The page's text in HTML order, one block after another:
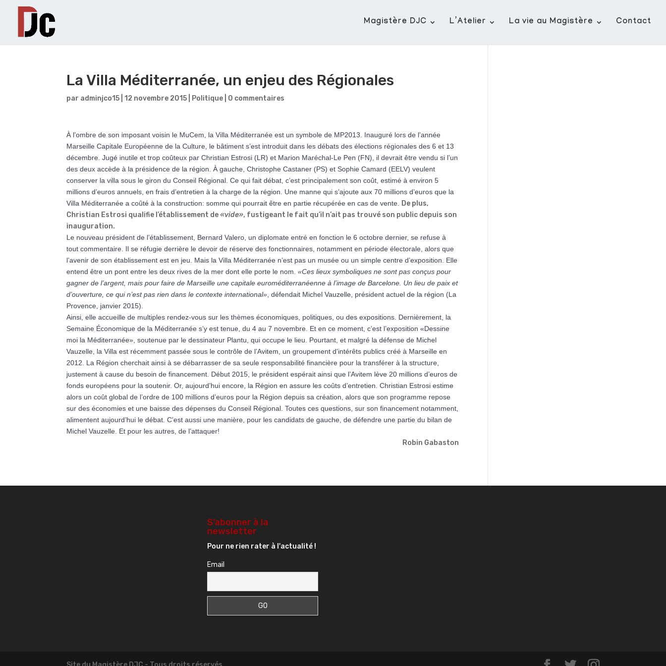
Magistère DJC L’Atelier La vie au Magistère Contact
La Villa Méditerranée, un enjeu des Régionales
par adminjco15 12 novembre 2015 Politique 0 commentaires
À l’ombre de son imposant voisin le MuCem, la Villa Méditerranée est un symbole de MP2013. Inauguré lors de l’année
Marseille Capitale Européenne de la Culture, le bâtiment s’est introduit dans les débats des élections régionales des 6 et 13
décembre. Jugé inutile et trop coûteux par Christian Estrosi (LR) et Marion Maréchal-Le Pen (FN), il devrait être vendu si l’un
des deux accède à la présidence de la région. À gauche, Christophe Castaner (PS) et Sophie Camard (EELV) veulent
conserver la villa sous le giron du Conseil Régional. Ce qui fait débat, c’est principalement son coût, estimé à environ 5
millions d’euros annuels, en frais d’entretien à la charge de la région. Une manne qui s’ajoute aux 70 millions d’euros que la
Villa Méditerranée a coûté à la construction: somme qui pourrait être en partie récupérée en cas de vente.
De plus,
Christian Estrosi qualifie l’établissement de«vide», fustigeant le fait qu’il n’ait pas trouvé son public depuis son
inauguration.
Le nouveau président de l’établissement, Bernard Valero, un diplomate entré en fonction le 6 octobre dernier, se refuse à
tout commentaire. Il se réfugie derrière le devoir de réserve des fonctionnaires, notamment en période électorale, alors que
l’avenir de son établissement est en jeu. Mais la Villa Méditerranée n’est pas un musée ou un simple centre d’exposition. Elle
entend être un pont entre les deux rives de la mer dont elle porte le nom.«Ces lieux symboliques ne sont pas conçus pour
gagner de l’argent, mais pour faire de Marseille une capitale euroméditerranéenne à l’image de Barcelone. Un lieu de paix et
d’ouverture, ce qui n’est pas rien dans le contexte international» , défendait Michel Vauzelle, président actuel de la région (La
Provence, janvier 2015).
Ainsi, elle accueille de multiples rendez-vous sur les thèmes économiques, politiques, ou des expositions. Dernièrement, la
Semaine Économique de la Méditerranée s’y est tenue, du 4 au 7 novembre. Et en ce moment, c’est l’exposition «Dessine
moi la Méditerranée», soutenue par le dessinateur Plantu, qui occupe le lieu. Pourtant, et malgré la défense de Michel
Vauzelle, la Villa est récemment passée sous le contrôle de l’Avitem, un groupement d’intérêts publics créé à Marseille en
2012. La Région cherchait ainsi à se débarrasser de sa seule responsabilité financière pour la transférer à la structure,
justement à cause du besoin de financement. Début 2015, le président espérait ainsi que l’Avitem lève 20 millions d’euros de
fonds européens pour la soutenir. Or, aujourd’hui encore, la Région en assure les coûts d’entretien. Christian Estrosi estime
alors un coût global de l’ordre de 100 millions d’euros pour la Région depuis sa création, alors que son programme repose
sur des économies et une baisse des dépenses du Conseil Régional. Toutes ces questions, sur son financement notamment,
alimentent aujourd’hui le débat. C’est aussi une manière, pour les candidats de gauche, de défendre une partie du bilan de
Michel Vauzelle. Et pour les autres, de l’attaquer!
Robin Gabaston
S’abonner à la
newsletter
Pour ne rien rater à l'actualité !
Email